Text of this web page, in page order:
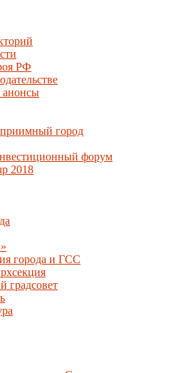
РФ
анонсы
город
форум
2018
города и ГСС
градсовет